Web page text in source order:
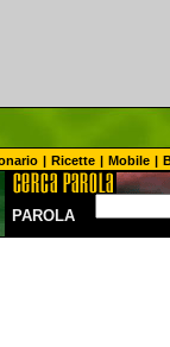
| Ricette | Mobile |
PAROLA